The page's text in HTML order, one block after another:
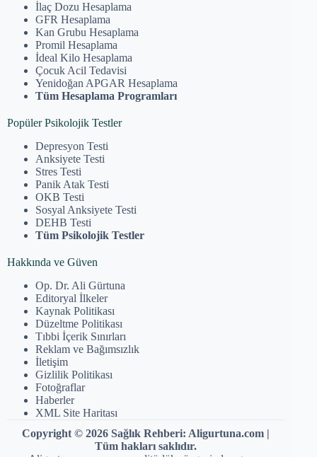
İlaç Dozu Hesaplama
GFR Hesaplama
Kan Grubu Hesaplama
Promil Hesaplama
İdeal Kilo Hesaplama
Çocuk Acil Tedavisi
Yenidoğan APGAR Hesaplama
Tüm Hesaplama Programları
Popüler Psikolojik Testler
Depresyon Testi
Anksiyete Testi
Stres Testi
Panik Atak Testi
OKB Testi
Sosyal Anksiyete Testi
DEHB Testi
Tüm Psikolojik Testler
Hakkında ve Güven
Op. Dr. Ali Gürtuna
Editoryal İlkeler
Kaynak Politikası
Düzeltme Politikası
Tıbbi İçerik Sınırları
Reklam ve Bağımsızlık
İletişim
Gizlilik Politikası
Fotoğraflar
Haberler
XML Site Haritası
Copyright © 2026 Sağlık Rehberi: Aligurtuna.com |
Tüm hakları saklıdır.